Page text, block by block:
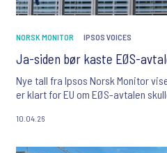
NORSK MONITOR IPSOS VOICES
Ja-siden bør kaste EØS-
Nye tall fra Ipsos Norsk Monitor
er klart for EU om EØS-avtalen
10.04.26